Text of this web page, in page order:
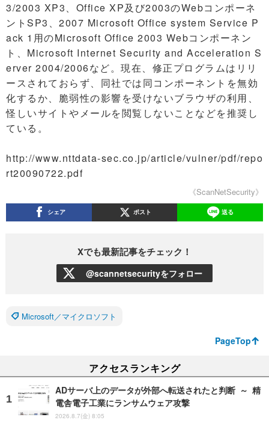
3/2003 XP3、Office XP及び2003のWebコンポーネ
ントSP3、2007 Microsoft Office system Service P
ack 1用のMicrosoft Office 2003 Webコンポーネン
ト、Microsoft Internet Security and Acceleration S
erver 2004/2006など。現在、修正プログラムはリリ
ースされておらず、同社では同コンポーネントを無効
化するか、脆弱性の影響を受けないブラウザの利用、
怪しいサイトやメールを閲覧しないことなどを推奨し
ている。
http://www.nttdata-sec.co.jp/article/vulner/pdf/repo
rt20090722.pdf
《ScanNetSecurity》
シェア ポスト 送る
Xでも最新記事をチェック！
@scannetsecurityをフォロー
Microsoft／マイクロソフト
PageTop
アクセスランキング
ADサーバ上のデータが外部へ転送されたと判断 ～ 精
電舎電子工業にランサムウェア攻撃
2026.8.7(金) 8:05